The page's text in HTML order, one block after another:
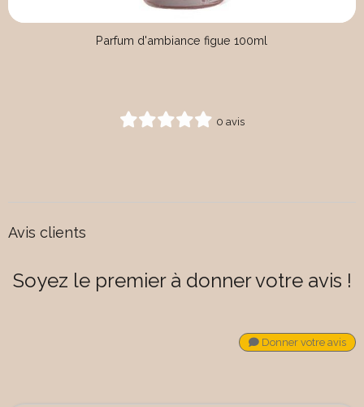
Parfum d'ambiance figue 100ml
0 avis
Avis clients
Soyez le premier à donner votre avis !
Donner votre avis